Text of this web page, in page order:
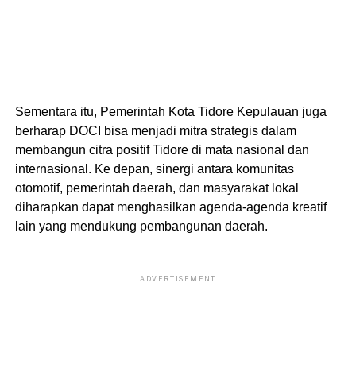
Sementara itu, Pemerintah Kota Tidore Kepulauan juga
berharap DOCI bisa menjadi mitra strategis dalam
membangun citra positif Tidore di mata nasional dan
internasional. Ke depan, sinergi antara komunitas
otomotif, pemerintah daerah, dan masyarakat lokal
diharapkan dapat menghasilkan agenda-agenda kreatif
lain yang mendukung pembangunan daerah.
ADVERTISEMENT